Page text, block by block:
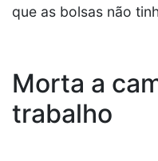
que as bolsas não
Morta a
trabalho